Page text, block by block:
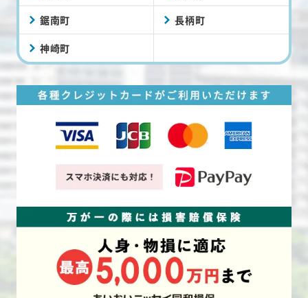
鋸南町 長柄町
神崎町